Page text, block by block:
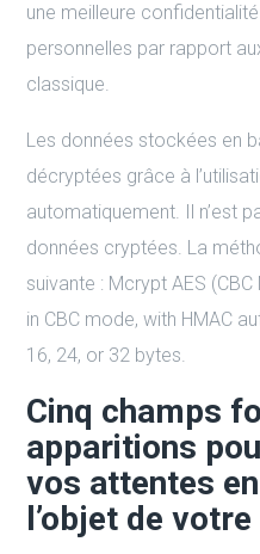
une meilleure
personnelles par rapport
classique.
Les données stockées en
décryptées grâce à
automatiquement. Il n’est
données cryptées. La
suivante : Mcrypt AES
in CBC mode, with HMAC
16, 24, or 32 bytes.
Cinq champs
apparitions
vos attentes
l’objet de